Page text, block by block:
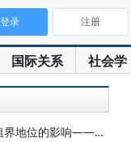
国际关系 社会学
登录 注册
——以英国的态度与立场为